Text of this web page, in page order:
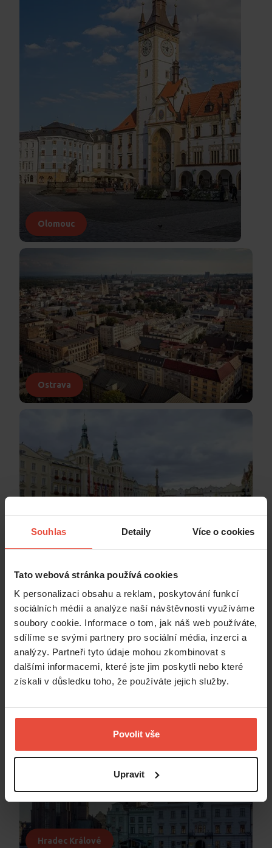
Souhlas Detaily Více o cookies
Tato webová stránka používá cookies
K personalizaci obsahu a reklam, poskytování funkcí
sociálních médií a analýze naší návštěvnosti využíváme
soubory cookie. Informace o tom, jak náš web používáte,
sdílíme se svými partnery pro sociální média, inzerci a
analýzy. Partneři tyto údaje mohou zkombinovat s
dalšími informacemi, které jste jim poskytli nebo které
získali v důsledku toho, že používáte jejich služby.
Povolit vše
Upravit
Olomouc
Ostrava
Hradec Králové